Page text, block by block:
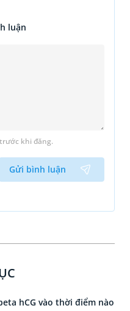
luận
khi đăng.
Gửi bình luận
hCG vào thời điểm nào